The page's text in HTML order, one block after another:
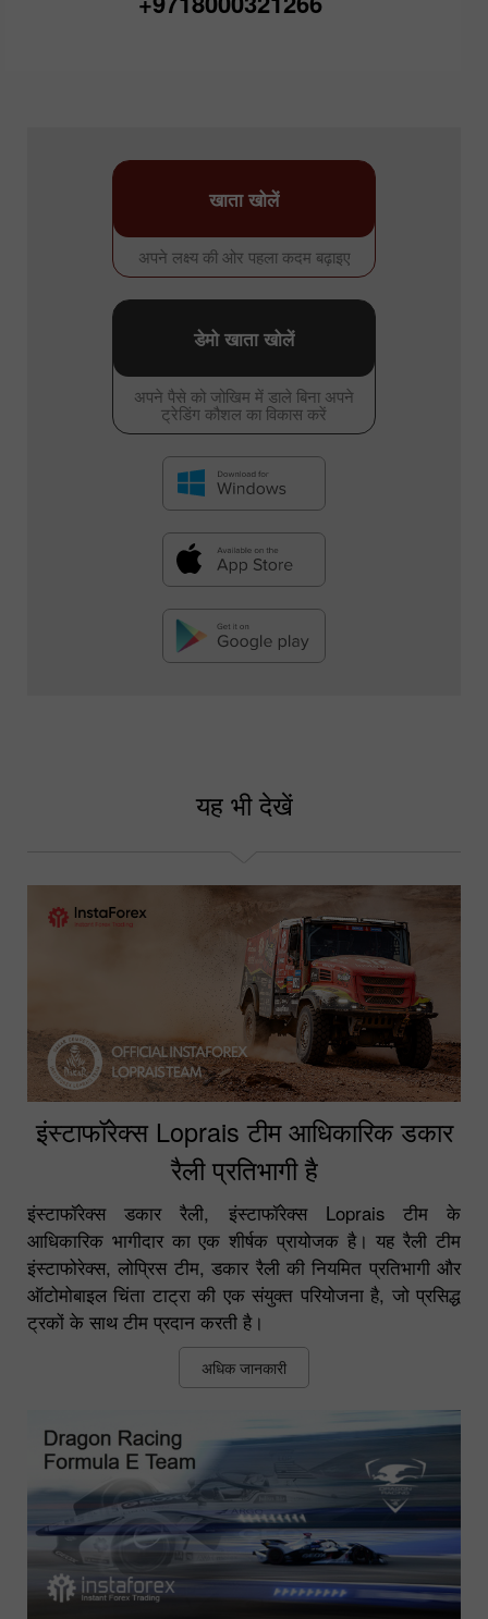
अपने लक्ष्य की ओर पहला कदम बढ़ाइए
खाता खोलें
अपने पैसे को जोखिम में डाले बिना अपने
ट्रेडिंग कौशल का विकास करें
डेमो खाता खोलें
यह भी देखें
इंस्टाफॉरेक्स Loprais टीम आधिकारिक डकार
रैली प्रतिभागी है
इंस्टाफॉरेक्स डकार रैली, इंस्टाफॉरेक्स Loprais टीम के
आधिकारिक भागीदार का एक शीर्षक प्रायोजक है। यह रैली टीम
इंस्टाफोरेक्स, लोप्रिस टीम, डकार रैली की नियमित प्रतिभागी और
ऑटोमोबाइल चिंता टाट्रा की एक संयुक्त परियोजना है, जो प्रसिद्ध
ट्रकों के साथ टीम प्रदान करती है।
अधिक जानकारी